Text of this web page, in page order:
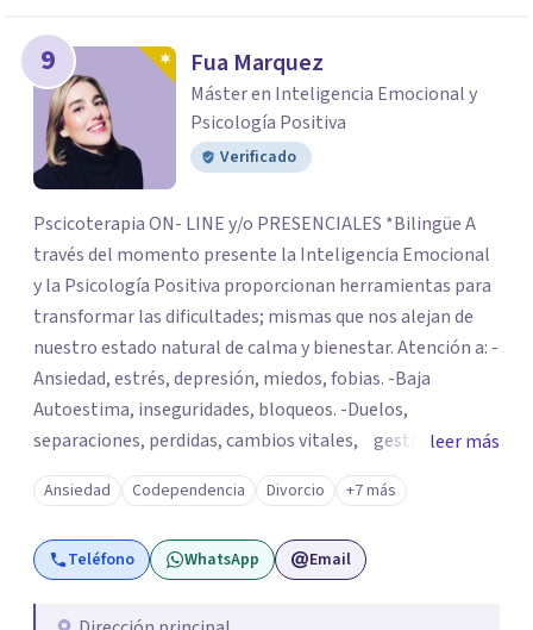
9 Fua Marquez
Máster en Inteligencia Emocional y
Psicología Positiva
Verificado
Pscicoterapia ON- LINE y/o PRESENCIALES *Bilingüe A
través del momento presente la Inteligencia Emocional
y la Psicología Positiva proporcionan herramientas para
transformar las dificultades; mismas que nos alejan de
nuestro estado natural de calma y bienestar. Atención a: -
Ansiedad, estrés, depresión, miedos, fobias. -Baja
Autoestima, inseguridades, bloqueos. -Duelos,
separaciones, perdidas, cambios vitales, gestión de
emociones, tristeza, ira, soledad. Si deseas resolver una
situación determinada o realizar cambios en tu vida, el
asesoramiento profesional será la clave para encontrar
las herramientas adecuadas para superar tanto la
leer más
Ansiedad Codependencia Divorcio +7 más
Teléfono WhatsApp Email